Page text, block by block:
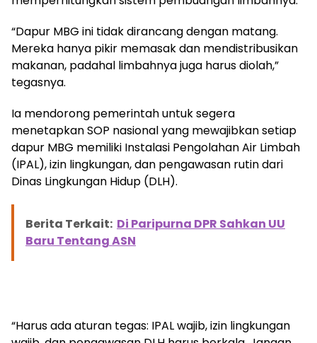
“Dapur MBG ini tidak dirancang dengan matang.
Mereka hanya pikir memasak dan mendistribusikan
makanan, padahal limbahnya juga harus diolah,”
tegasnya.
Ia mendorong pemerintah untuk segera
menetapkan SOP nasional yang mewajibkan setiap
dapur MBG memiliki Instalasi Pengolahan Air Limbah
(IPAL), izin lingkungan, dan pengawasan rutin dari
Dinas Lingkungan Hidup (DLH).
Berita Terkait: Di Paripurna DPR Sahkan UU
Baru Tentang ASN
“Harus ada aturan tegas: IPAL wajib, izin lingkungan